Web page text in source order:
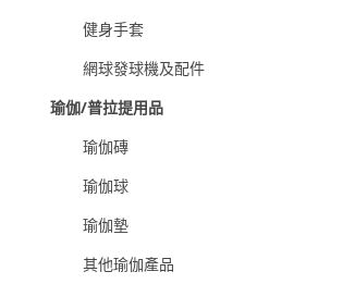
健身手套
網球發球機及配件
瑜伽/普拉提用品
瑜伽磚
瑜伽球
瑜伽墊
其他瑜伽產品